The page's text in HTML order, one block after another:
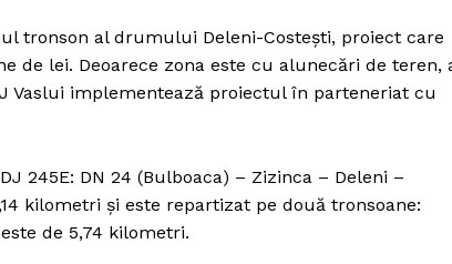
tronson al drumului Deleni-Costești, proiect care
de lei. Deoarece zona este cu alunecări de teren,
implementează proiectul în parteneriat cu
245E: DN 24 (Bulboaca) – Zizinca – Deleni –
kilometri și este repartizat pe două tronsoane:
de 5,74 kilometri.